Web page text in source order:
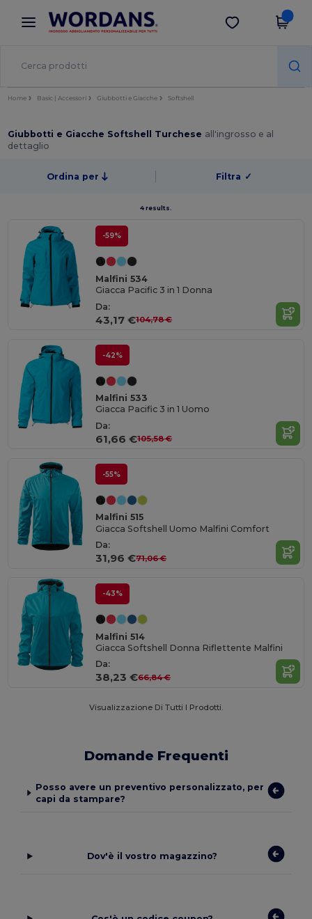
× App Wordans
Prezzi migliori sull'app!
Scarica app
Home Basic | Accessori Giubbotti e Giacche Softshell
Giubbotti e Giacche Softshell Turchese all'ingrosso e al
dettaglio
Ordina per Filtra ✓
4 results.
-59%
Malfini 534
Giacca Pacific 3 in 1 Donna
Da:
43,17 €104,78 €
-42%
Malfini 533
Giacca Pacific 3 in 1 Uomo
Da:
61,66 €105,58 €
-55%
Malfini 515
Giacca Softshell Uomo Malfini Comfort
Da:
31,96 €71,06 €
-43%
Malfini 514
Giacca Softshell Donna Riflettente Malfini
Da:
38,23 €66,84 €
Visualizzazione Di Tutti I Prodotti.
Domande Frequenti
Posso avere un preventivo personalizzato, per
capi da stampare?
Dov'è il vostro magazzino?